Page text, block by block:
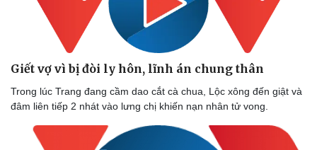
Thể thao
Bóng đá
Lịch thi đấu bóng đá
Thế giới thể thao
Ô tô - Xe máy
Ô tô
Xe máy
Tư vấn
Giết vợ vì bị đòi ly hôn, lĩnh án chung thân
Trong lúc Trang đang cầm dao cắt cà chua, Lộc xông đến giật và
đâm liên tiếp 2 nhát vào lưng chị khiến nạn nhân tử vong.